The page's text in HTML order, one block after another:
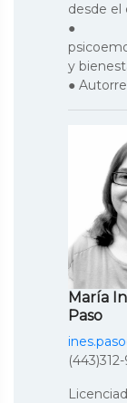
desde el
●
y
●
María
Paso